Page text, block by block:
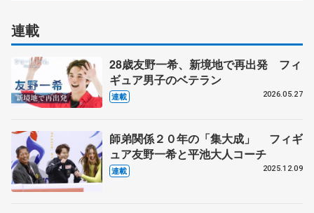
連載
28歳友野一希、新境地で再出発 フィ
ギュア男子のベテラン
連載 2026.05.27
師弟関係２０年の「集大成」 フィギ
ュア友野一希と平池大人コーチ
連載 2025.12.09